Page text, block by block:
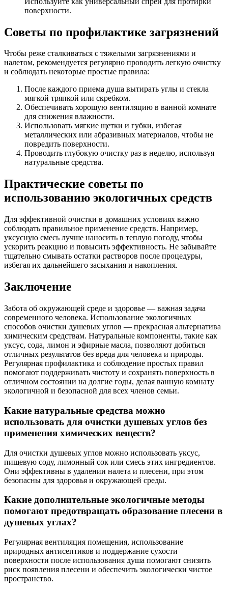
поверхности.
Советы по профилактике загрязнений
Чтобы реже сталкиваться с тяжелыми загрязнениями и
налетом, рекомендуется регулярно проводить легкую очистку
и соблюдать некоторые простые правила:
После каждого приема душа вытирать углы и стекла
мягкой тряпкой или скребком.
Обеспечивать хорошую вентиляцию в ванной комнате
для снижения влажности.
Использовать мягкие щетки и губки, избегая
металлических или абразивных материалов, чтобы не
повредить поверхности.
Проводить глубокую очистку раз в неделю, используя
натуральные средства.
Практические советы по
использованию экологичных средств
Для эффективной очистки в домашних условиях важно
соблюдать правильное применение средств. Например,
уксусную смесь лучше наносить в теплую погоду, чтобы
ускорить реакцию и повысить эффективность. Не забывайте
тщательно смывать остатки растворов после процедуры,
избегая их дальнейшего засыхания и накопления.
Заключение
Забота об окружающей среде и здоровье — важная задача
современного человека. Использование экологичных
способов очистки душевых углов — прекрасная альтернатива
химическим средствам. Натуральные компоненты, такие как
уксус, сода, лимон и эфирные масла, позволяют добиться
отличных результатов без вреда для человека и природы.
Регулярная профилактика и соблюдение простых правил
помогают поддерживать чистоту и сохранять поверхность в
отличном состоянии на долгие годы, делая ванную комнату
экологичной и безопасной для всех членов семьи.
Какие натуральные средства можно
использовать для очистки душевых углов без
применения химических веществ?
Для очистки душевых углов можно использовать уксус,
пищевую соду, лимонный сок или смесь этих ингредиентов.
Они эффективны в удалении налета и плесени, при этом
безопасны для здоровья и окружающей среды.
Какие дополнительные экологичные методы
помогают предотвращать образование плесени в
душевых углах?
Регулярная вентиляция помещения, использование
природных антисептиков и поддержание сухости
поверхности после использования душа помогают снизить
риск появления плесени и обеспечить экологически чистое
пространство.